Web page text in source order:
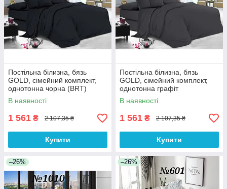
Постільна білизна, бязь
GOLD, сімейний комплект,
однотонна чорна (BRT)
В наявності
1 561 ₴ 2 107,35 ₴
Купити
Постільна білизна, бязь
GOLD, сімейний комплект,
однотонна графіт
В наявності
1 561 ₴ 2 107,35 ₴
Купити
–26% –26%